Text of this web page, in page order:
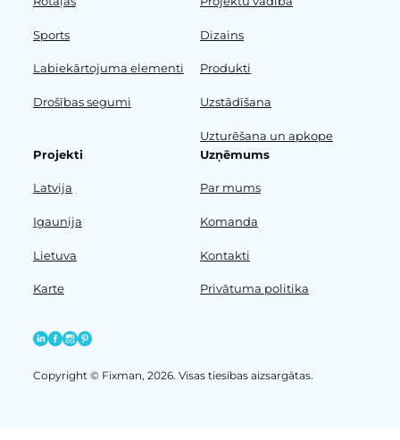
Sports
Labiekārtojuma elementi
Drošības segumi
Dizains
Produkti
Uzstādīšana
Uzturēšana un apkope
Projekti
Latvija
Igaunija
Lietuva
Karte
Uzņēmums
Par mums
Komanda
Kontakti
Privātuma politika
Copyright © Fixman, 2026. Visas tiesības aizsargātas.